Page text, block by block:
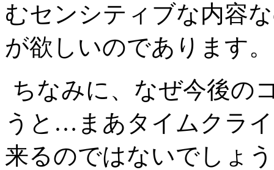
むセンシティブな内容
が欲しいのであります。
ちなみに、なぜ今後の
うと…まあタイムクラ
来るのではないでしょ